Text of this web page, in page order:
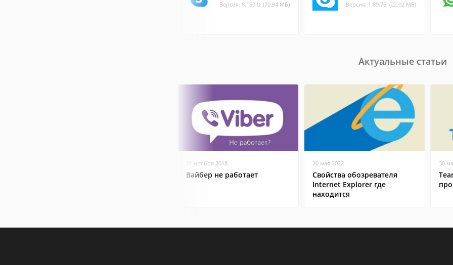
Версия: 8.150.0. (70.94 МБ) Версия: 1.89.76. (22.02 МБ)
Актуальные статьи
21 ноября 2018
Вайбер не работает
20 мая 2022
Свойства обозревателя
Internet Explorer где
находится
30